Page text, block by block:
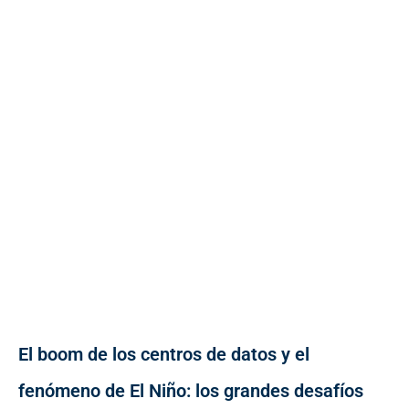
El boom de los centros de datos y el
fenómeno de El Niño: los grandes desafíos